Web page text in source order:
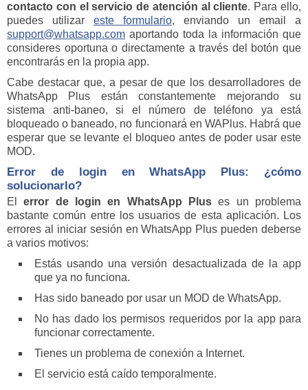
contacto con el servicio de atención al cliente. Para ello,
puedes utilizar este formulario, enviando un email a
support@whatsapp.com aportando toda la información que
consideres oportuna o directamente a través del botón que
encontrarás en la propia app.
Cabe destacar que, a pesar de que los desarrolladores de
WhatsApp Plus están constantemente mejorando su
sistema anti-baneo, si el número de teléfono ya está
bloqueado o baneado, no funcionará en WAPlus. Habrá que
esperar que se levante el bloqueo antes de poder usar este
MOD.
Error de login en WhatsApp Plus: ¿cómo
solucionarlo?
Elerror de login en WhatsApp Pluses un problema
bastante común entre los usuarios de esta aplicación. Los
errores al iniciar sesión en WhatsApp Plus pueden deberse
a varios motivos:
Estás usando una versión desactualizada de la app
que ya no funciona.
Has sido baneado por usar un MOD de WhatsApp.
No has dado los permisos requeridos por la app para
funcionar correctamente.
Tienes un problema de conexión a Internet.
El servicio está caído temporalmente.